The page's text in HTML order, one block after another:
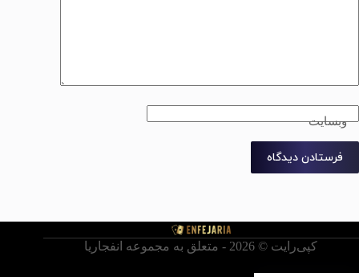
وبسایت
فرستادن دیدگاه
کپی‌رایت © ‏2026 - متعلق به مجموعه انفجاریا